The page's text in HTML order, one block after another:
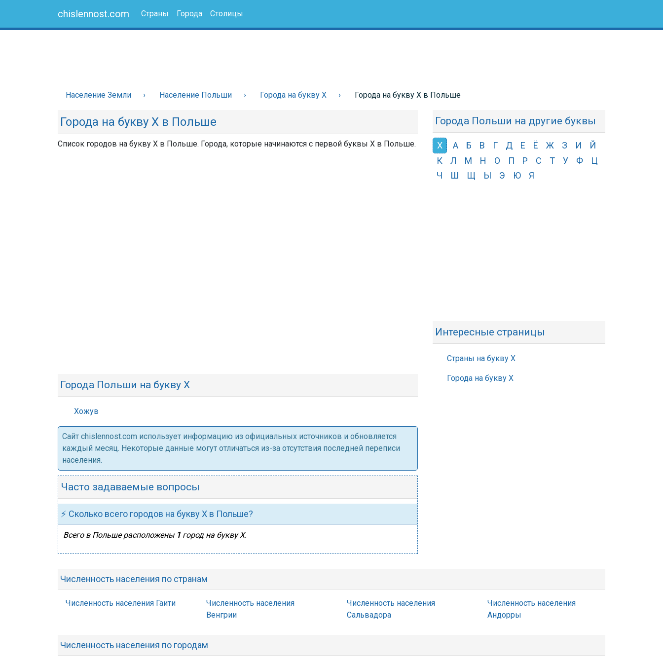
chislennost.com Страны Города Столицы
Население Земли Население Польши Города на букву Х Города на букву Х в Польше
Города на букву Х в Польше
Список городов на букву Х в Польше. Города, которые начинаются с первой буквы Х в Польше.
Города Польши на букву Х
Хожув
Cайт chislennost.com использует информацию из официальных источников и обновляется
каждый месяц. Некоторые данные могут отличаться из-за отсутствия последней переписи
населения.
Часто задаваемые вопросы
⚡ Сколько всего городов на букву Х в Польше?
Всего в Польше расположены 1город на букву Х.
Города Польши на другие буквы
Х А Б В Г Д Е Ё Ж З И
Й
К
Л М Н О П Р С Т У Ф
Ц
Ч
Ш Щ Ы Э Ю Я
Интересные страницы
Страны на букву Х
Города на букву Х
Численность населения по странам
Численность населения Гаити
Численность населения
Венгрии
Численность населения
Сальвадора
Численность населения
Андорры
Численность населения по городам